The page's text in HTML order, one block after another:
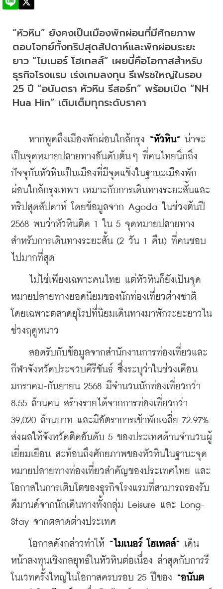
“หัวหิน” ยังคงเป็นเมืองพักผ่อนที่มีศักยภาพ
ตอบโจทย์ทั้งทริปสุดสัปดาห์และพักผ่อนระยะ
ยาว “ไมเนอร์ โฮเทลส์” เผยนี่คือโอกาสสำหรับ
ธุรกิจโรงแรม เร่งเกมลงทุน รีเฟรชใหญ่ในรอบ
25 ปี “อนันตรา หัวหิน รีสอร์ท” พร้อมเปิด “NH
Hua Hin” เติมเต็มทุกระดับราคา
หากพูดถึงเมืองพักผ่อนใกล้กรุง “หัวหิน” น่าจะ
เป็นจุดหมายปลายทางอันดับต้นๆ ที่คนไทยนึกถึง
ปัจจุบันหัวหินเป็นเมืองที่มีจุดแข็งในฐานะเมืองพัก
ผ่อนใกล้กรุงเทพฯ เหมาะกับการเดินทางระยะสั้นและ
ทริปสุดสัปดาห์ โดยข้อมูลจาก Agoda ในช่วงต้นปี
2568 พบว่าหัวหินติด 1 ใน 5 จุดหมายปลายทาง
สำหรับการเดินทางระยะสั้น (2 วัน 1 คืน) ที่คนชอบ
ไปมากที่สุด
ไม่ใช่เพียงเฉพาะคนไทย แต่หัวหินก็ยังเป็นจุด
หมายปลายทางยอดนิยมของนักท่องเที่ยวต่างชาติ
โดยเฉพาะตลาดยุโรปที่นิยมเดินทางมาพักระยะยาวใน
ช่วงฤดูหนาว
สอดรับกับข้อมูลจากสำนักงานการท่องเที่ยวและ
กีฬาจังหวัดประจวบคีรีขันธ์ ซึ่งระบุว่าในช่วงเดือน
มกราคม-กันยายน 2568 มีจำนวนนักท่องเที่ยวกว่า
8.55 ล้านคน สร้างรายได้จากการท่องเที่ยวกว่า
39,020 ล้านบาท และมีอัตราการเข้าพักเฉลี่ย 72.97%
ส่งผลให้จังหวัดติดอันดับ 5 ของประเทศด้านจำนวนผู้
เยี่ยมเยือน สะท้อนถึงศักยภาพของหัวหินในฐานะจุด
หมายปลายทางท่องเที่ยวสำคัญของประเทศไทย และ
โอกาสในการเติบโตของธุรกิจโรงแรมที่สามารถรองรับ
ดีมานด์จากนักเดินทางทั้งกลุ่ม Leisure และ Long-
Stay จากตลาดต่างประเทศ
โอกาสดังกล่าวทำให้ “ไมเนอร์ โฮเทลส์” เดิน
หน้าลงทุนเชิงกลยุทธ์ในหัวหินต่อเนื่อง ล่าสุดกับการรี
โนเวทครั้งใหญ่ในโอกาสครบรอบ 25 ปีของ “อนันต